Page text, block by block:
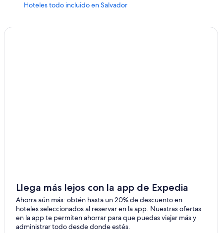
Hoteles todo incluido en Salvador
Hoteles con traslado del/al aeropuerto en Salvador
Hoteles con vista al mar en Salvador
Hoteles en la naturaleza en Salvador
Hoteles para bodas en Salvador
Llega más lejos con la app de Expedia
Ahorra aún más: obtén hasta un 20% de descuento en
hoteles seleccionados al reservar en la app. Nuestras ofertas
en la app te permiten ahorrar para que puedas viajar más y
administrar todo desde donde estés.